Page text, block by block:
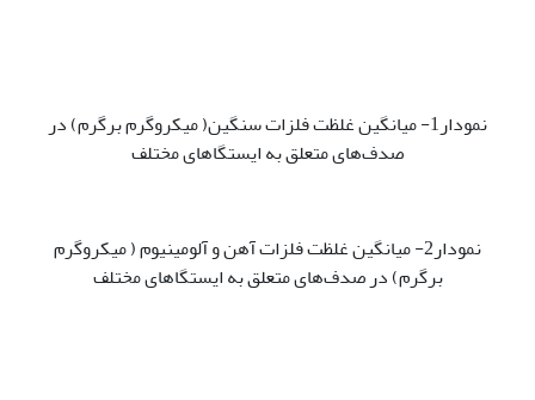
نمودار1- میانگین غلظت فلزات سنگین( میکروگرم برگرم) در
صدف‌های متعلق به ایستگاهای مختلف
نمودار2- میانگین غلظت فلزات آهن و آلومینیوم ( میکروگرم
برگرم) در صدف‌های متعلق به ایستگاهای مختلف